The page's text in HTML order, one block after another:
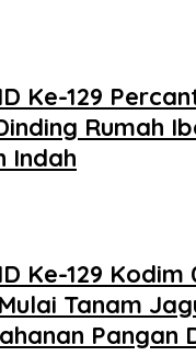
Ke-129
Rumah
Indah
Ke-129
Tanam
Pangan